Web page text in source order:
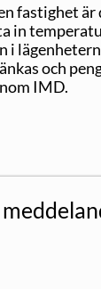
fastighet är
in
i
och
IMD.